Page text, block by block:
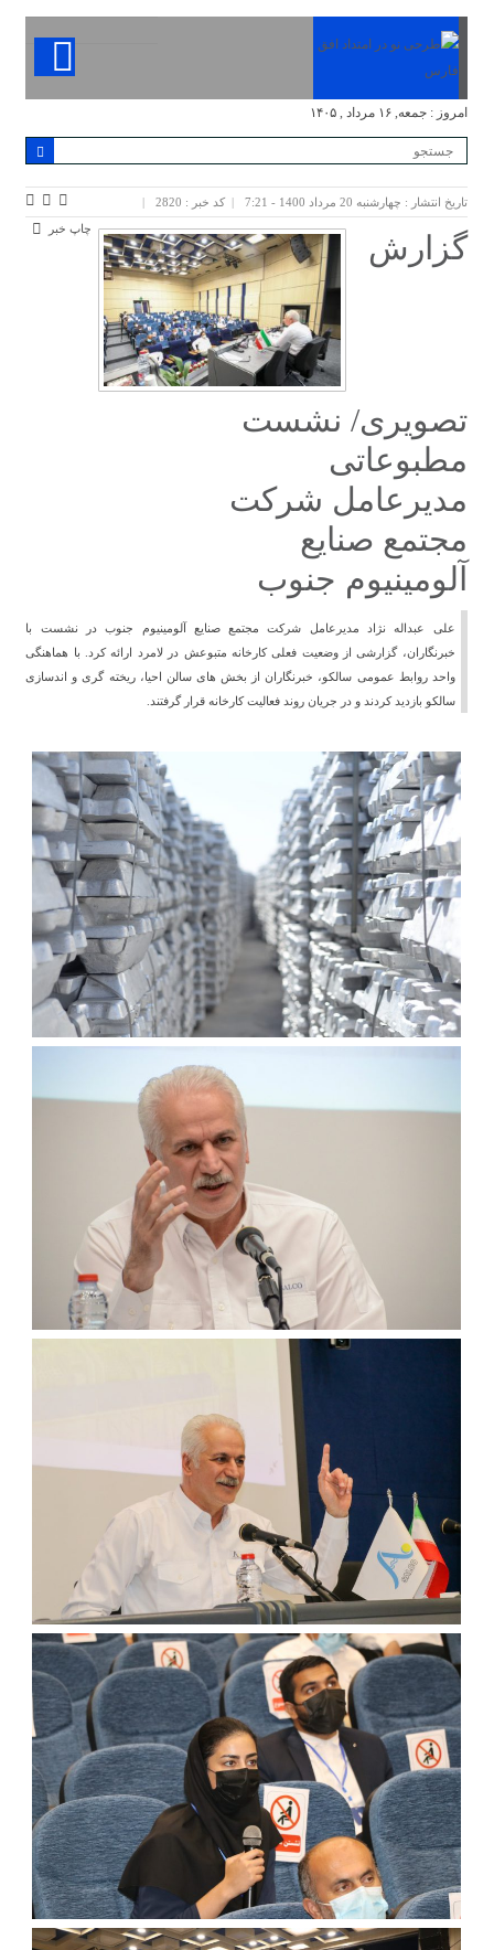
امروز : جمعه, ۱۶ مرداد , ۱۴۰۵
تاریخ انتشار : چهارشنبه 20 مرداد 1400 - 7:21
کد خبر : 2820
چاپ خبر
گزارش
تصویری/ نشست
مطبوعاتی
مدیرعامل شرکت
مجتمع صنایع
آلومینیوم جنوب
علی عبداله نژاد مدیرعامل شرکت مجتمع صنایع آلومینیوم جنوب در نشست با
خبرنگاران، گزارشی از وضعیت فعلی کارخانه متبوعش در لامرد ارائه کرد. با هماهنگی
واحد روابط عمومی سالکو، خبرنگاران از بخش های سالن احیا، ریخته گری و اندسازی
سالکو بازدید کردند و در جریان روند فعالیت کارخانه قرار گرفتند.